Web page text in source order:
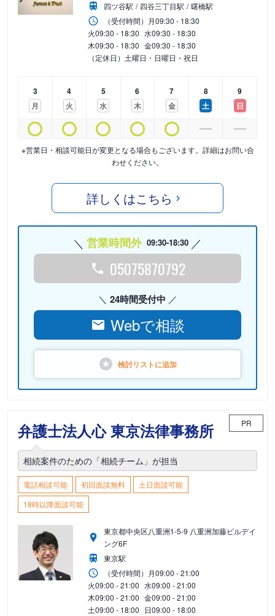
四ツ谷駅
四谷三丁目駅
曙橋駅
（受付時間） 月09:30 - 18:30
火09:30 - 18:30 水09:30 - 18:30
木09:30 - 18:30 金09:30 - 18:30
（定休日）土曜日・日曜日・祝日
3
月
4
火
5
水
6
木
7
金
8
土
9
日
※営業日・相談可能日が変更となる場合もございます。詳細はお問い合
わせください。
詳しくはこちら
営業時間外 09:30-18:30
05075870792
24時間受付中
Webで相談
検討リストに追加
弁護士法人心 東京法律事務所 PR
相続案件のための「相続チーム」が担当
電話相談可能 初回面談無料
土日面談可能
18時以降面談可能
東京都中央区八重洲1-5-9 八重洲加藤ビルデイ
ング6F
東京駅
（受付時間） 月09:00 - 21:00
火09:00 - 21:00 水09:00 - 21:00
木09:00 - 21:00 金09:00 - 21:00
土09:00 - 18:00 日09:00 - 18:00